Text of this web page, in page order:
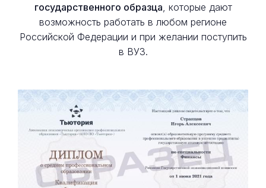
государственного образца , которые дают
возможность работать в любом регионе
Российской Федерации и при желании поступить
в ВУЗ.